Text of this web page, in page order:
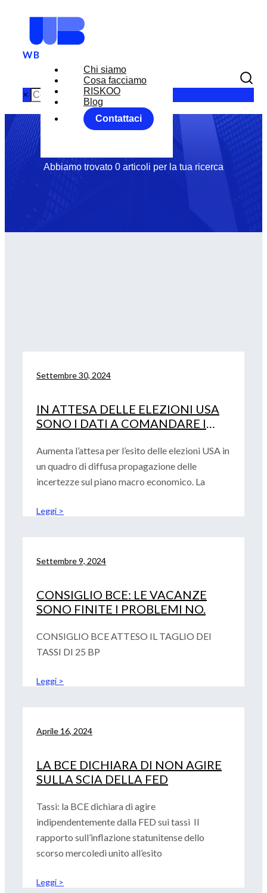
Chi siamo
Cosa facciamo
RISKOO
Blog
Contattaci
×Tag: MEETING
BCE
Abbiamo trovato 0 articoli per la tua ricerca
Settembre 30, 2024
IN ATTESA DELLE ELEZIONI USA
SONO I DATI A COMANDARE I
Aumenta l’attesa per l’esito delle elezioni USA in
un quadro di diffusa propagazione delle
incertezze sul piano macro economico. La
Leggi >
Settembre 9, 2024
CONSIGLIO BCE: LE VACANZE
SONO FINITE I PROBLEMI NO.
CONSIGLIO BCE ATTESO IL TAGLIO DEI
TASSI DI 25 BP
Leggi >
Aprile 16, 2024
LA BCE DICHIARA DI NON AGIRE
SULLA SCIA DELLA FED
Tassi: la BCE dichiara di agire
indipendentemente dalla FED sui tassi Il
rapporto sull’inflazione statunitense dello
scorso mercoledì unito all’esito
Leggi >